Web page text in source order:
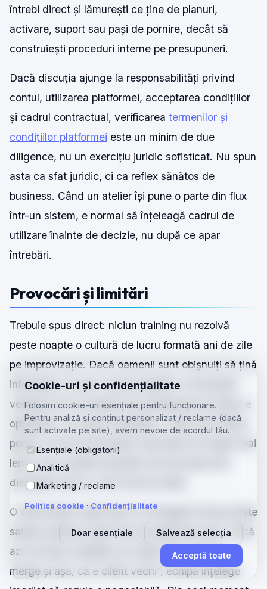
Cookie-uri și confidențialitate
Folosim cookie-uri esențiale pentru funcționare.
Pentru analiză și conținut personalizat / reclame (dacă
sunt activate pe site), avem nevoie de acordul tău.
Esențiale (obligatorii)
Analitică
Marketing / reclame
Politica cookie · Confidențialitate
Doar esențiale Salvează selecția
Acceptă toate
întrebi direct și lămurești ce ține de planuri,
activare, suport sau pași de pornire, decât să
construiești proceduri interne pe presupuneri.
Dacă discuția ajunge la responsabilități privind
contul, utilizarea platformei, acceptarea condițiilor
și cadrul contractual, verificarea termenilor și
condițiilor platformei este un minim de due
diligence, nu un exercițiu juridic sofisticat. Nu spun
asta ca sfat juridic, ci ca reflex sănătos de
business. Când un atelier își pune o parte din flux
într-un sistem, e normal să înțeleagă cadrul de
utilizare înainte de decizie, nu după ce apar
întrebări.
Provocări și limitări
Trebuie spus direct: niciun training nu rezolvă
peste noapte o cultură de lucru formată ani de zile
pe improvizație. Dacă oamenii sunt obișnuiți să țină
informația „în cap”, să lase detalii în conversații
verbale sau să creadă că actualizarea de status e
opțională, vor exista rezistențe. Unele sunt firești,
pentru că orice procedură nouă pare la început mai
lentă. Dar această senzație vine de obicei din
disciplină nouă, nu din muncă inutilă.
O altă limitare reală este că managerul însuși poate
sabota sistemul dacă face excepții prea des. Dacă
azi ceri fișă completă, iar mâine spui „lasă că
merge și așa, că e client vechi”, echipa înțelege